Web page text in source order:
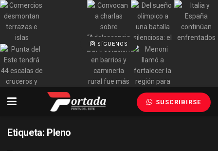
SÍGUENOS
SUSCRIBIRSE
Etiqueta: Pleno